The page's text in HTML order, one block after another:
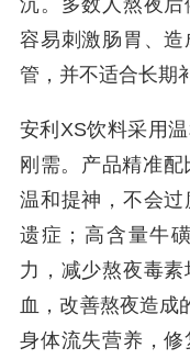
沉。多数人熬夜
容易刺激肠胃、
管，并不适合长期
安利XS饮料采用
刚需。产品精准
温和提神，不会
遗症；高含量牛
力，减少熬夜毒
血，改善熬夜造成
身体流失营养，